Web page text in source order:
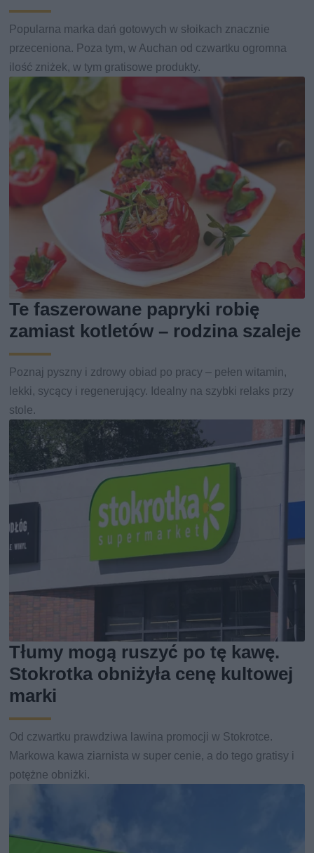
Popularna marka dań gotowych w słoikach znacznie
przeceniona. Poza tym, w Auchan od czwartku ogromna
ilość zniżek, w tym gratisowe produkty.
Te faszerowane papryki robię
zamiast kotletów – rodzina szaleje
Poznaj pyszny i zdrowy obiad po pracy – pełen witamin,
lekki, sycący i regenerujący. Idealny na szybki relaks przy
stole.
Tłumy mogą ruszyć po tę kawę.
Stokrotka obniżyła cenę kultowej
marki
Od czwartku prawdziwa lawina promocji w Stokrotce.
Markowa kawa ziarnista w super cenie, a do tego gratisy i
potężne obniżki.